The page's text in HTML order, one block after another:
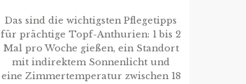
Das sind die wichtigsten Pflegetipps
für prächtige Topf-Anthurien: 1 bis 2
Mal pro Woche gießen, ein Standort
mit indirektem Sonnenlicht und
eine Zimmertemperatur zwischen 18